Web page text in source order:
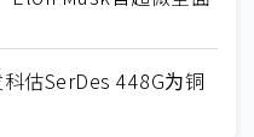
估SerDes 448G为铜